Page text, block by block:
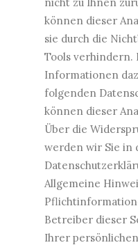
können dieser
sie durch die
Tools verhindern.
Informationen
folgenden
können dieser
Über die
werden wir Sie in
Allgemeine
Betreiber dieser
Ihrer